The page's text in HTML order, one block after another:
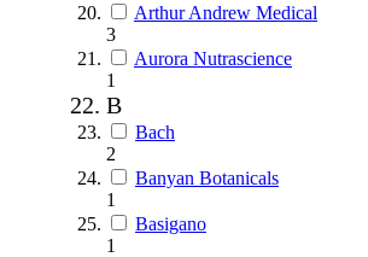
Arthur Andrew Medical
3
Aurora Nutrascience
1
B
Bach
2
Banyan Botanicals
1
Basigano
1